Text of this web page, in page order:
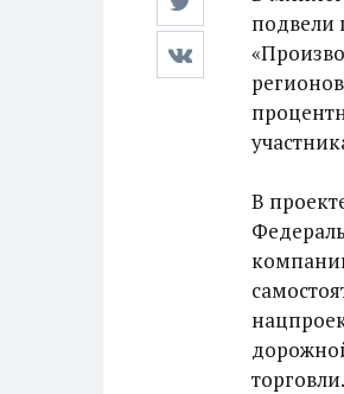
подвели
В
торговли.